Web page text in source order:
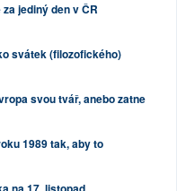
jediný den v ČR
svátek (filozofického)
svou tvář, anebo zatne
1989 tak, aby to